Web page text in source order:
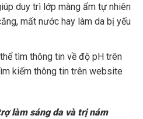
duy trì lớp màng ẩm tự nhiên
mất nước hay làm da bị yếu
tìm thông tin về độ pH trên
kiếm thông tin trên website
làm sáng da và trị nám